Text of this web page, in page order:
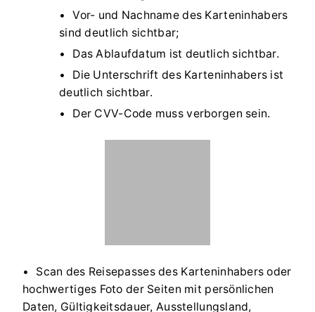
Vor- und Nachname des Karteninhabers
sind deutlich sichtbar;
Das Ablaufdatum ist deutlich sichtbar.
Die Unterschrift des Karteninhabers ist
deutlich sichtbar.
Der CVV-Code muss verborgen sein.
Scan des Reisepasses des Karteninhabers oder
hochwertiges Foto der Seiten mit persönlichen
Daten, Gültigkeitsdauer, Ausstellungsland,